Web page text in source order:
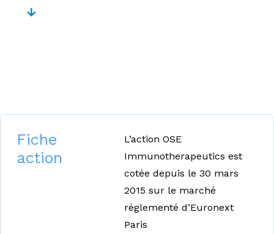
Fiche
action
L’action OSE
Immunotherapeutics est
cotée depuis le 30 mars
2015 sur le marché
réglementé d’Euronext
Paris